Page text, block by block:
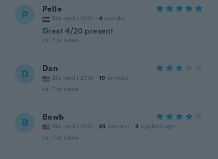
P Pelle
Ble med i 2015 · 4 omtaler
Great 4/20 present
ca. 7 år siden
D Dan
Ble med i 2018 · 10 omtaler
ca. 7 år siden
B Bawb
Ble med i 2015 · 35 omtaler · 3 opplastinger
ca. 7 år siden